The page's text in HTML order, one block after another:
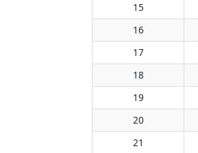
15
16
17
18
19
20
21